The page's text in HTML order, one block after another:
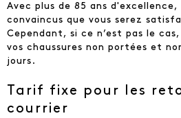
Avec plus de 85 ans d'excellence,
convaincus que vous serez
Cependant, si ce n’est pas le
vos chaussures non portées et
jours.
Tarif fixe pour les
courrier